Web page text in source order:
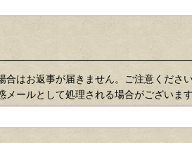
合はお返事が届きません。ご注意ください
メールとして処理される場合がございま